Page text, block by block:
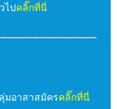
ไปคลิ๊กที่นี่
มอาสาสมัครคลิ๊กที่นี่